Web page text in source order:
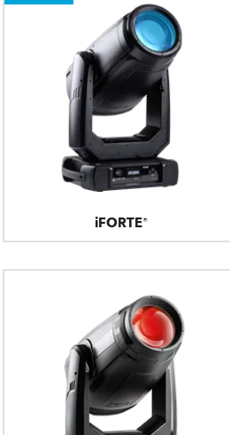
lighting's technology SHED
Lighting
Maritime
iFORTE®